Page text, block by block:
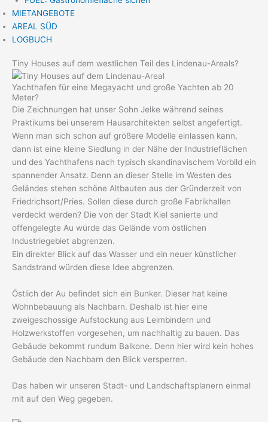
MIETANGEBOTE
AREAL SÜD
LOGBUCH
Tiny Houses auf dem westlichen Teil des Lindenau-Areals?
Yachthafen für eine Megayacht und große Yachten ab 20
Meter?
Die Zeichnungen hat unser Sohn Jelke während seines
Praktikums bei unserem Hausarchitekten selbst angefertigt.
Wenn man sich schon auf größere Modelle einlassen kann,
dann ist eine kleine Siedlung in der Nähe der Industrieflächen
und des Yachthafens nach typisch skandinavischem Vorbild ein
spannender Ansatz. Denn an dieser Stelle im Westen des
Geländes stehen schöne Altbauten aus der Gründerzeit von
Friedrichsort/Pries. Sollen diese durch große Fabrikhallen
verdeckt werden? Die von der Stadt Kiel sanierte und
offengelegte Au würde das Gelände vom östlichen
Industriegebiet abgrenzen.
Ein direkter Blick auf das Wasser und ein neuer künstlicher
Sandstrand würden diese Idee abgrenzen.
Östlich der Au befindet sich ein Bunker. Dieser hat keine
Wohnbebauung als Nachbarn. Deshalb ist hier eine
zweigeschossige Aufstockung aus Leimbindern und
Holzwerkstoffen vorgesehen, um nachhaltig zu bauen. Das
Gebäude bekommt rundum Balkone. Denn hier wird kein hohes
Gebäude den Nachbarn den Blick versperren.
Das haben wir unseren Stadt- und Landschaftsplanern einmal
mit auf den Weg gegeben.